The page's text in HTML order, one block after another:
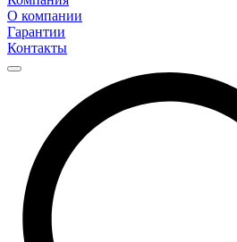
О компании
Гарантии
Контакты